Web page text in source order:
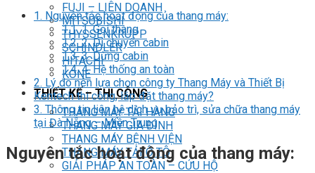
FUJI – LIÊN DOANH
MITSUBISHI
THYSSENKRUPP
SCHINDLER
HITACHI
KONE
THIẾT KẾ – THI CÔNG
THANG MÁY TẢI HÀNG
THANG MÁY GIA ĐÌNH
THANG MÁY BỆNH VIỆN
THANG MÁY TẢI Ô TÔ
GIẢI PHÁP AN TOÀN – CỨU HỘ
1. Nguyên tắc hoạt động của thang máy:
1.1.1. Gọi thang
1.2.2. Di chuyển cabin
1.3.3. Dừng cabin
1.4.4. Hệ thống an toàn
2. Lý do nên lựa chọn công ty Thang Máy và Thiết Bị
Kentech thi công, lắp đặt thang máy?
3. Thông tin liên hệ dịch vụ bảo trì, sửa chữa thang máy
tại Đà Nẵng – Miền Trung
Nguyên tắc hoạt động của thang máy: